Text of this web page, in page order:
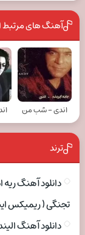
آهنگ های مرتبط
اندی - شب من
ترند
دانلود آهنگ
تجنگی ( ریمیکس
دانلود آهنگ